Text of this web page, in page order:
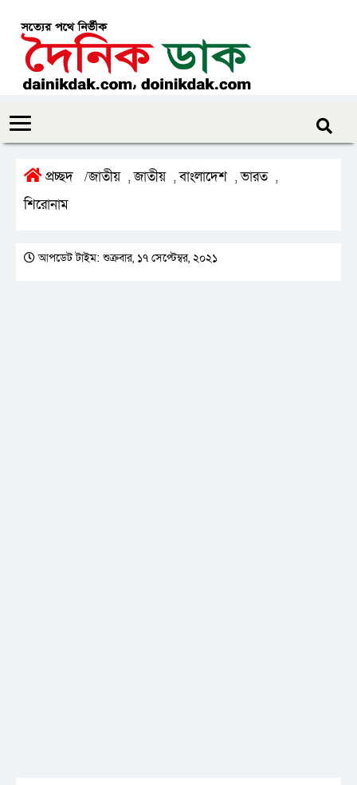
প্রচ্ছদ /জাতীয় ,জাতীয় ,বাংলাদেশ ,ভারত ,
শিরোনাম
আপডেট টাইম: শুক্রবার, ১৭ সেপ্টেম্বর, ২০২১